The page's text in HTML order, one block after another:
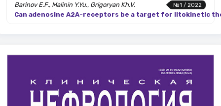
№1 / 2022
Barinov E.F., Malinin Y.Yu., Grigoryan Kh.V.
Can adenosine A2А-receptors be a target for litokinetic